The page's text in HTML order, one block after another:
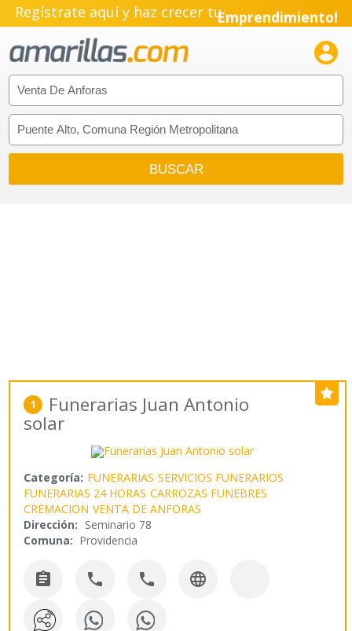
Regístrate aquí y haz crecer tuEmprendimiento!

1 Funerarias Juan Antonio
solar
Categoría: FUNERARIAS SERVICIOS FUNERARIOS
FUNERARIAS 24 HORAS CARROZAS FUNEBRES
CREMACION VENTA DE ANFORAS
Dirección: Seminario 78
Comuna: Providencia
   